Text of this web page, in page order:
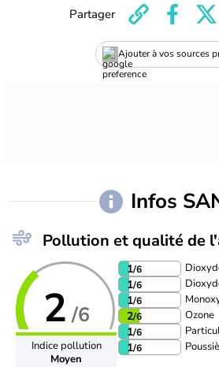
Ajouter à vos sources
Partager
Infos
Pollution et qualité de
2 /6
Indice pollution
Moyen
1/6
1/6
1/6
2/6 Ozone
1/6
1/6